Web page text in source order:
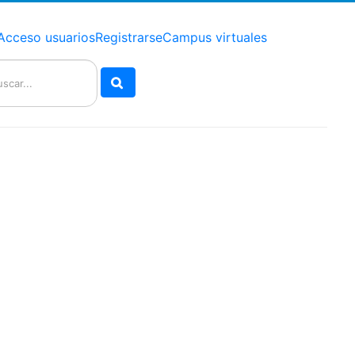
usuariosRegistrarseCampus virtuales